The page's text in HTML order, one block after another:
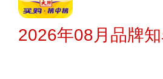
2026年08月品牌